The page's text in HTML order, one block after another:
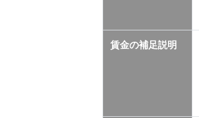
賃金の補足説明